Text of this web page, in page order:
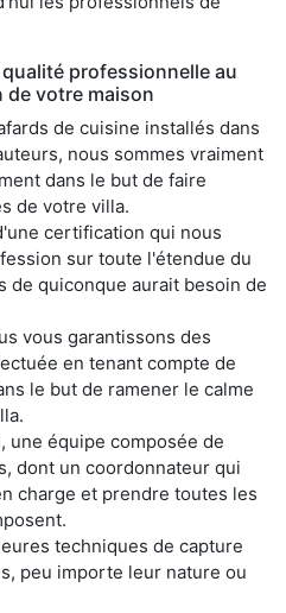
professionnelle au
de votre maison
de cuisine installés dans
nous sommes vraiment
dans le but de faire
de votre villa.
certification qui nous
sur toute l'étendue du
de quiconque aurait besoin de
vous garantissons des
en tenant compte de
le but de ramener le calme
une équipe composée de
dont un coordonnateur qui
charge et prendre toutes les
techniques de capture
peu importe leur nature ou